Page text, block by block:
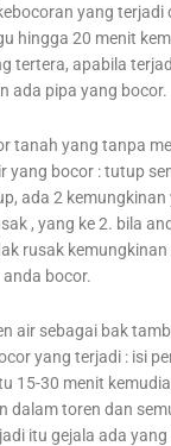
yang terjadi
hingga 20 menit
tertera, apabila
ada pipa yang bocor.
tanah yang tanpa
yang bocor : tutup
ada 2 kemungkinan
, yang ke 2. bila
rusak kemungkinan
bocor.
air sebagai bak
yang terjadi : isi
15-30 menit
dalam toren dan
itu gejala ada yang